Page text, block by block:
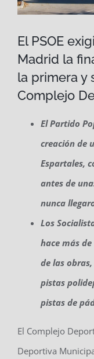
El PSOE
Madrid la
la primera y
Complejo
El Partido
creación de
Espartales,
antes de
nunca
Los
hace más
de las
pistas
pistas de
El Complejo
Deportiva